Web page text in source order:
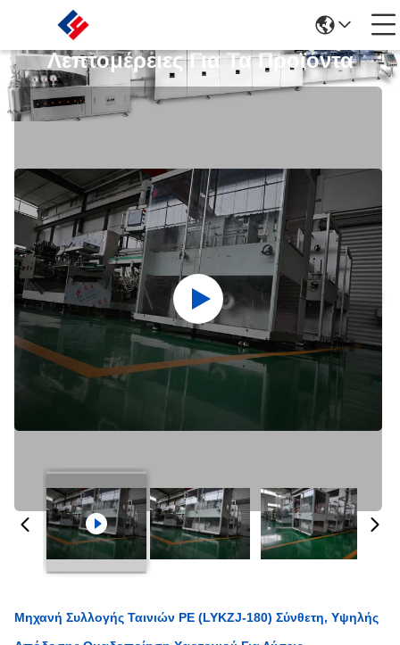
Λεπτομέρειες Για Τα Προϊόντα
Μηχανή Συλλογής Ταινιών PE (LYKZJ-180) Σύνθετη, Υψηλής